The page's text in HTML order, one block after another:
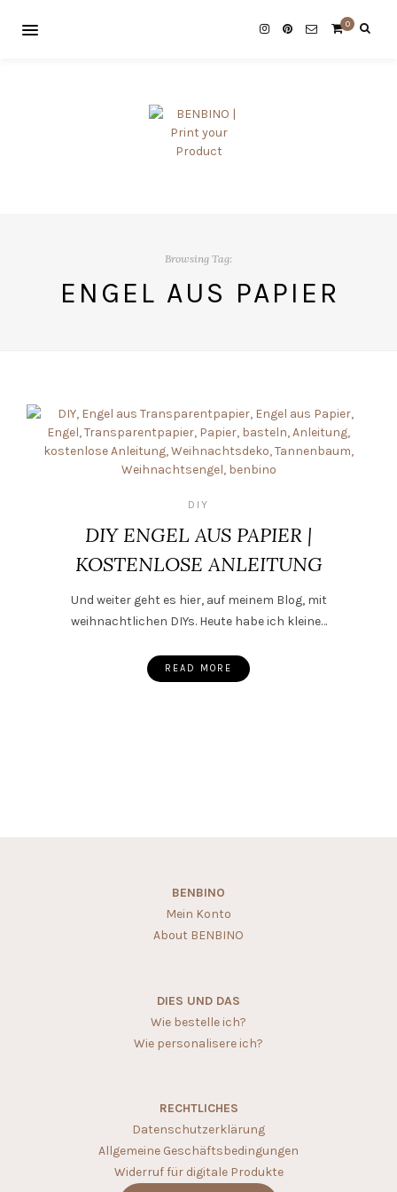
0
Browsing Tag:
ENGEL AUS PAPIER
DIY
DIY ENGEL AUS PAPIER |
KOSTENLOSE ANLEITUNG
Und weiter geht es hier, auf meinem Blog, mit
weihnachtlichen DIYs. Heute habe ich kleine…
READ MORE
BENBINO
Mein Konto
About BENBINO
DIES UND DAS
Wie bestelle ich?
Wie personalisere ich?
RECHTLICHES
Datenschutzerklärung
Allgemeine Geschäftsbedingungen
Widerruf für digitale Produkte